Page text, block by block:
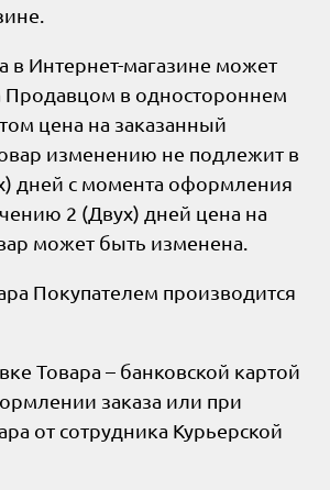
в Интернет-магазине может
Продавцом в одностороннем
цена на заказанный
изменению не подлежит в
дней с момента оформления
2 (Двух) дней цена на
может быть изменена.
Покупателем производится
Товара – банковской картой
заказа или при
от сотрудника Курьерской